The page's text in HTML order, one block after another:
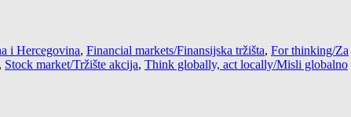
i Hercegovina, Financial markets/Finansijska tržišta, For thinking/Za
, Stock market/Tržište akcija, Think globally, act locally/Misli globalno